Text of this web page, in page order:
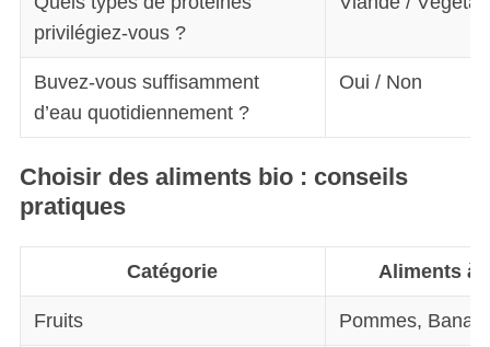
privilégiez-vous ?
Buvez-vous suffisamment
d’eau quotidiennement ?
Oui / Non
Choisir des aliments bio : conseils
pratiques
Catégorie Aliments à
Fruits Pommes,